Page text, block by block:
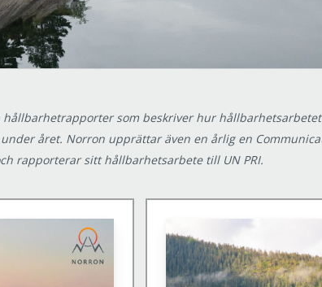
som beskriver hur
året. Norron upprättar även en årlig en
rapporterar sitt hållbarhetsarbete till UN PRI.